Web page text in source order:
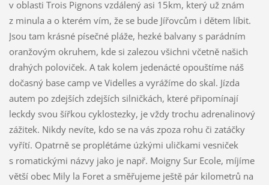
v oblasti Trois Pignons vzdálený asi 15km, který už znám
z minula a o kterém vím, že se bude Jířovcům i dětem líbit.
Jsou tam krásné písečné pláže, hezké balvany s parádním
oranžovým okruhem, kde si zalezou všichni včetně našich
drahých poloviček. A tak kolem jedenácté opouštíme náš
dočasný base camp ve Videlles a vyrážíme do skal. Jízda
autem po zdejších zdejších silničkách, které připomínají
leckdy svou šířkou cyklostezky, je vždy trochu adrenalinový
zážitek. Nikdy nevíte, kdo se na vás zpoza rohu či zatáčky
vyřítí. Opatrně se proplétáme úzkými uličkami vesniček
s romatickými názvy jako je např. Moigny Sur Ecole, míjíme
větší obec Mily la Foret a směřujeme ještě pár kilometrů na